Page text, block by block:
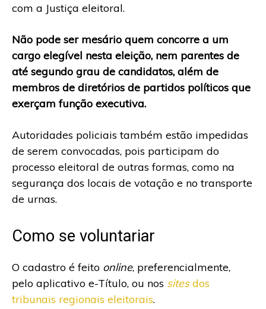
com a Justiça eleitoral.
Não pode ser mesário quem concorre a um
cargo elegível nesta eleição, nem parentes de
até segundo grau de candidatos, além de
membros de diretórios de partidos políticos que
exerçam função executiva.
Autoridades policiais também estão impedidas
de serem convocadas, pois participam do
processo eleitoral de outras formas, como na
segurança dos locais de votação e no transporte
de urnas.
Como se voluntariar
O cadastro é feito online, preferencialmente,
pelo aplicativo e-Título, ou nos sitesdos
tribunais regionais eleitorais.